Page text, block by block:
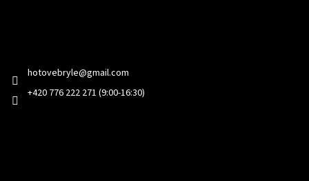
hotovebryle@gmail.com
+420 776 222 271 (9:00-16:30)